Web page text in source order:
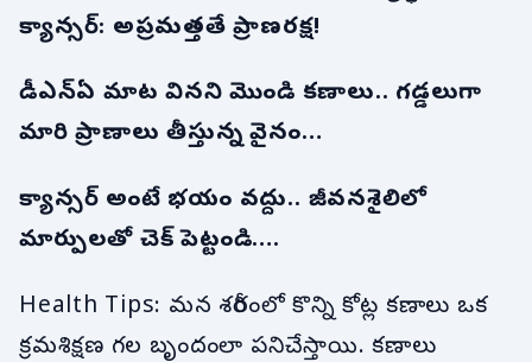
క్యాన్సర్: అప్రమత్తతే ప్రాణరక్ష!
డీఎన్ఏ మాట వినని మొండి కణాలు.. గడ్డలుగా
మారి ప్రాణాలు తీస్తున్న వైనం…
క్యాన్సర్ అంటే భయం వద్దు.. జీవనశైలిలో
మార్పులతో చెక్ పెట్టండి….
Health Tips: మన శరీరంలో కొన్ని కోట్ల కణాలు ఒక
క్రమశిక్షణ గల బృందంలా పనిచేస్తాయి. కణాలు